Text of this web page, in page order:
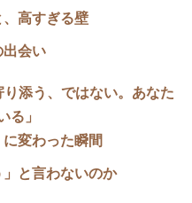
高すぎる壁
会い
り添う、ではない。あなた
」
変わった瞬間
と言わないのか